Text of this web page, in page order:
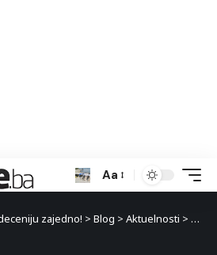
Aa
zajedno! > Blog > Aktuelnosti >